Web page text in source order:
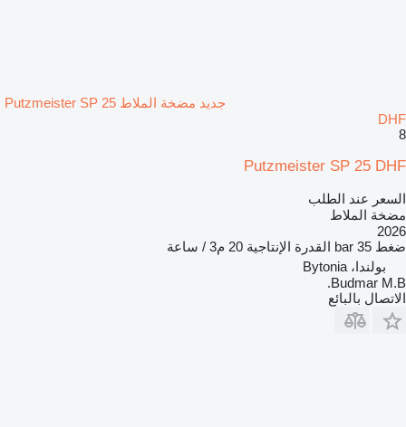
جديد مضخة الملاط Putzmeister SP 25
DHF
8
Putzmeister SP 25 DHF
السعر عند الطلب
مضخة الملاط
2026
ضغط 35 bar القدرة الإنتاجية 20 م3 / ساعة
بولندا، Bytonia
Budmar M.B.
الاتصال بالبائع